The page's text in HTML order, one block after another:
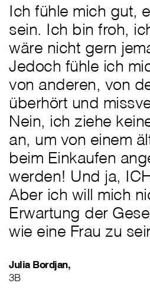
Ich fühle mich gut,
sein. Ich bin froh,
wäre nicht gern
Jedoch fühle ich
von anderen, von
überhört und
Nein, ich ziehe
an, um von einem
beim Einkaufen
werden! Und ja,
Aber ich will mich
Erwartung der
wie eine Frau zu
Julia Bordjan,
3B